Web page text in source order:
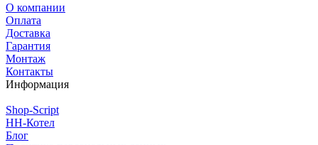
О компании
Оплата
Доставка
Гарантия
Монтаж
Контакты
Информация
Shop-Script
НН-Котел
Блог